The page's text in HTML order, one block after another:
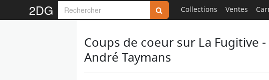
2DG Collections Ventes
Coups de coeur sur La Fugitive
André Taymans